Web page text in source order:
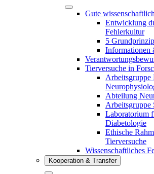
Gute
Entwicklung
Fehlerkultur
5
Informationen
Tierversuche in
Abteilung
Arbeitsgruppe
Laboratorium
Diabetologie
Ethische
Tierversuche
Wissenschaftliches
Kooperation & Transfer